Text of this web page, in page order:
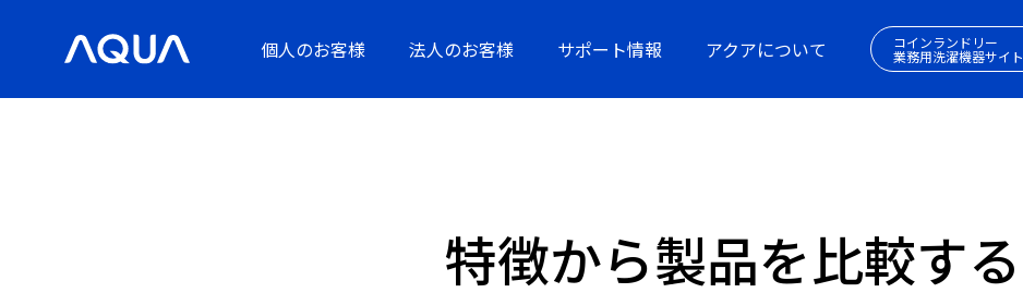
個人のお客様 法人のお客様 サポート情報 アクアについて コインランドリー
業務用洗濯機器サイト
特徴から製品を比較する